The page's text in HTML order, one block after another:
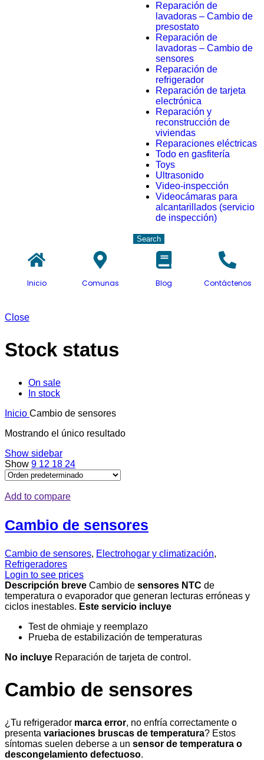
Reparación de
lavadoras – Cambio de
presostato
Reparación de
lavadoras – Cambio de
sensores
Reparación de
refrigerador
Reparación de tarjeta
electrónica
Reparación y
reconstrucción de
viviendas
Reparaciones eléctricas
Todo en gasfitería
Toys
Ultrasonido
Video-inspección
Videocámaras para
alcantarillados (servicio
de inspección)
Search
Inicio Comunas Blog Contáctenos
Close
Stock status
On sale
In stock
Inicio Cambio de sensores
Mostrando el único resultado
Show sidebar
Show 9 12 18 24
Add to compare
Cambio de sensores
Cambio de sensores, Electrohogar y climatización,
Refrigeradores
Login to see prices
Descripción breve Cambio de sensores NTC de
temperatura o evaporador que generan lecturas erróneas y
ciclos inestables. Este servicio incluye
Test de ohmiaje y reemplazo
Prueba de estabilización de temperaturas
No incluye Reparación de tarjeta de control.
Cambio de sensores
¿Tu refrigerador marca error, no enfría correctamente o
presenta variaciones bruscas de temperatura? Estos
síntomas suelen deberse a un sensor de temperatura o
descongelamiento defectuoso.